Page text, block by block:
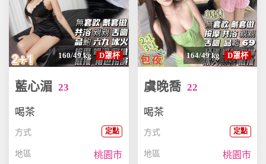
160/49 kg D罩杯
藍心湄23
喝茶
方式 定點
地區 桃園市
164/49 kg D罩杯
虞晚喬 22
喝茶
方式 定點
地區 桃園市